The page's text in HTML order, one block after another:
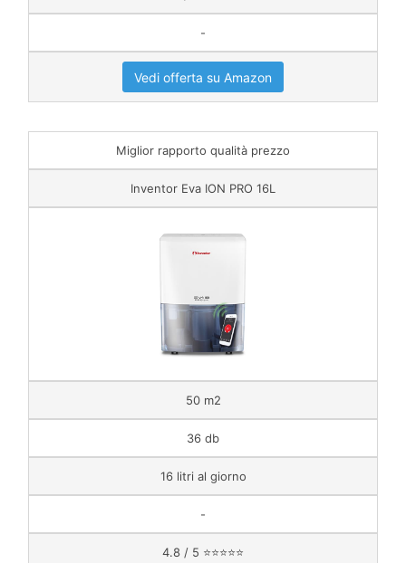
-
Vedi offerta su Amazon
Miglior rapporto qualità prezzo
Inventor Eva ION PRO 16L
50 m2
36 db
16 litri al giorno
-
4.8 / 5 ⭐⭐⭐⭐⭐